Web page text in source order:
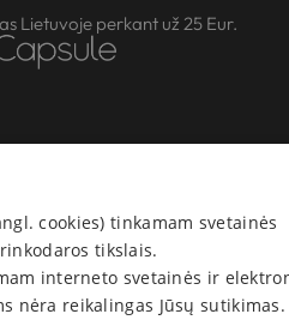
Lietuvoje perkant už 25 Eur.
cookies) tinkamam svetainės
tikslais.
interneto svetainės ir
nėra reikalingas Jūsų sutikimas.